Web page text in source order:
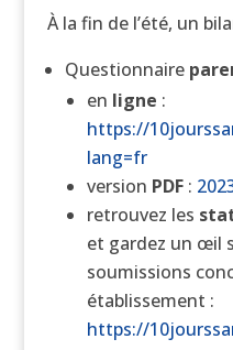
À la fin de l’été, un
Questionnaire
en ligne :
https://
lang=fr
version PDF:
retrouvez les
et gardez un œil
soumissions
établissement :
https://